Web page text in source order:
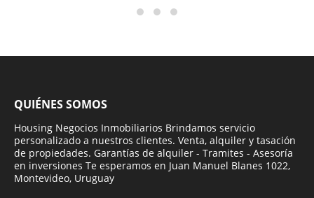
QUIÉNES SOMOS
Housing Negocios Inmobiliarios Brindamos servicio
personalizado a nuestros clientes. Venta, alquiler y tasación
de propiedades. Garantías de alquiler - Tramites - Asesoría
en inversiones Te esperamos en Juan Manuel Blanes 1022,
Montevideo, Uruguay